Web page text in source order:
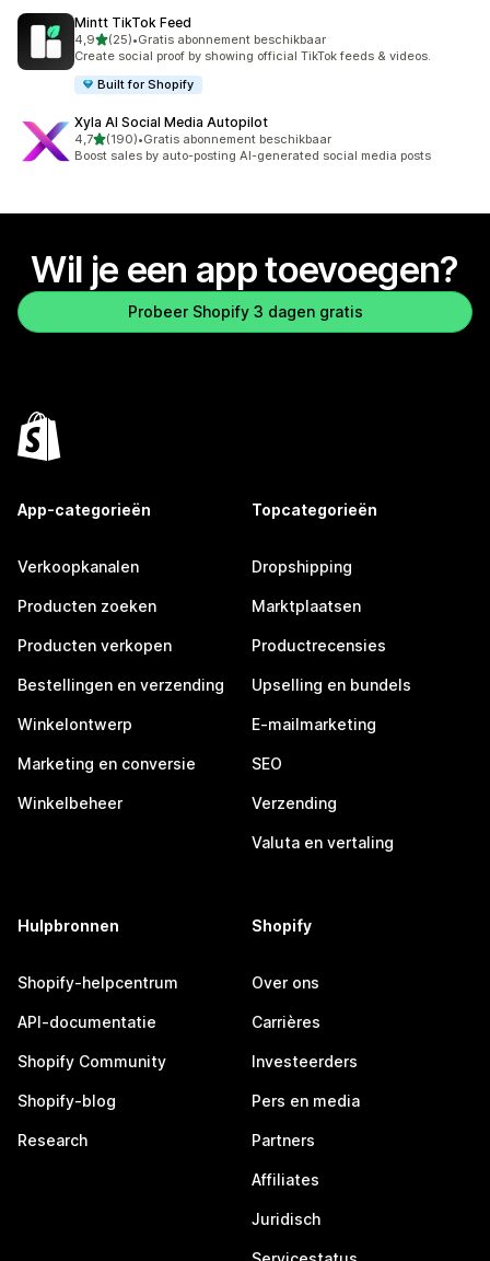
Mintt TikTok Feed
4,9van 5 sterren
(25)
25 recensies in totaal
•Gratis abonnement beschikbaar
Create social proof by showing official TikTok feeds & videos.
Built for Shopify
Xyla AI Social Media Autopilot
4,7van 5 sterren
(190)
190 recensies in totaal
•Gratis abonnement beschikbaar
Boost sales by auto-posting AI-generated social media posts
Wil je een app toevoegen?
Probeer Shopify 3 dagen gratis
App-categorieën
Verkoopkanalen
Producten zoeken
Producten verkopen
Bestellingen en verzending
Winkelontwerp
Marketing en conversie
Winkelbeheer
Topcategorieën
Dropshipping
Marktplaatsen
Productrecensies
Upselling en bundels
E-mailmarketing
SEO
Verzending
Valuta en vertaling
Hulpbronnen
Shopify-helpcentrum
API-documentatie
Shopify Community
Shopify-blog
Research
Shopify
Over ons
Carrières
Investeerders
Pers en media
Partners
Affiliates
Juridisch